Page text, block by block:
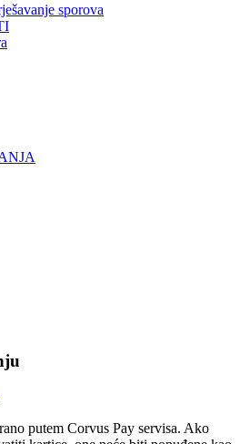
sporova
putem Corvus Pay servisa. Ako